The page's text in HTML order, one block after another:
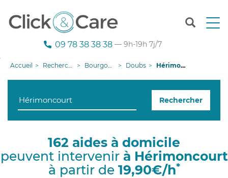
T
n
g
i
09 78 38 38 38 — 9h-19h 7j/7
Accueil Recherche aide à domicile Bourgogne-Franche-Comté Doubs Hérimoncourt
Rechercher
162 aides à domicile
peuvent intervenir à Hérimoncourt
à partir de 19,90€/h*